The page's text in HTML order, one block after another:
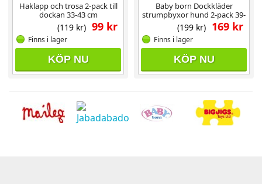
Haklapp och trosa 2-pack till
dockan 33-43 cm
99 kr
(119 kr)
Finns i lager
KÖP NU
Baby born Dockkläder
strumpbyxor hund 2-pack 39-
46 cm
169 kr
(199 kr)
Finns i lager
KÖP NU